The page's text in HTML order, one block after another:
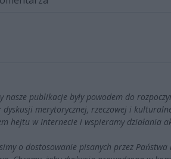
nasze publikacje były powodem do
dyskusji merytorycznej, rzeczowej i
hejtu w Internecie i wspieramy działania
o dostosowanie pisanych przez